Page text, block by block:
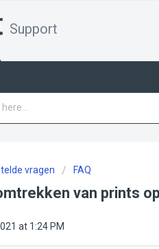
Support
vragen FAQ
van prints
at 1:24 PM